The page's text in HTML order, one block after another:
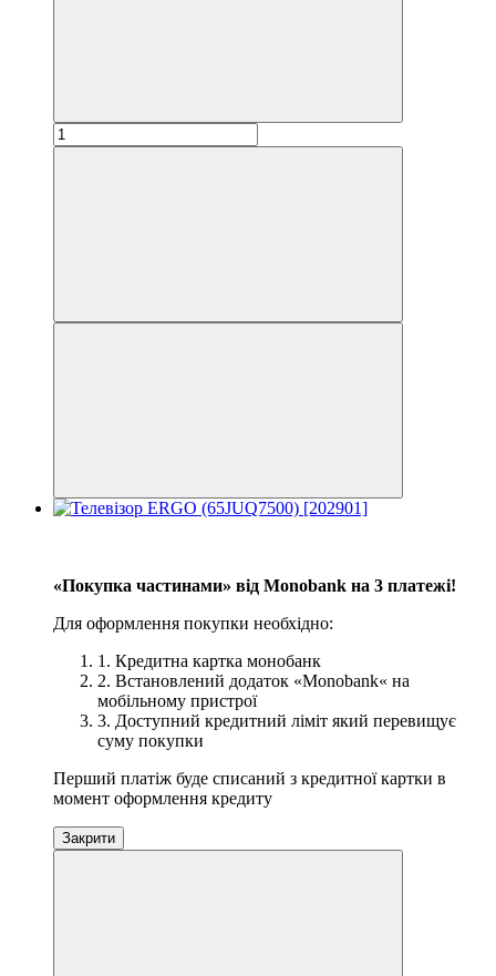
«Покупка частинами» від Monobank на 3 платежі!
Для оформлення покупки необхідно:
1. Кредитна картка монобанк
2. Встановлений додаток «Monobank« на
мобільному пристрої
3. Доступний кредитний ліміт який перевищує
суму покупки
Перший платіж буде списаний з кредитної картки в
момент оформлення кредиту
Закрити